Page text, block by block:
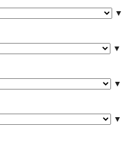
▼
▼
▼
▼